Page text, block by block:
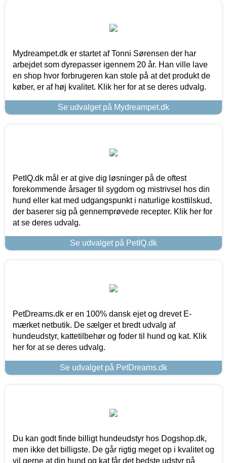
Mydreampet.dk er startet af Tonni Sørensen der har
arbejdet som dyrepasser igennem 20 år. Han ville lave
en shop hvor forbrugeren kan stole på at det produkt de
køber, er af høj kvalitet. Klik her for at se deres udvalg.
Se udvalget på Mydreampet.dk
PetIQ.dk mål er at give dig løsninger på de oftest
forekommende årsager til sygdom og mistrivsel hos din
hund eller kat med udgangspunkt i naturlige kosttilskud,
der baserer sig på gennemprøvede recepter. Klik her for
at se deres udvalg.
Se udvalget på PetIQ.dk
PetDreams.dk er en 100% dansk ejet og drevet E-
mærket netbutik. De sælger et bredt udvalg af
hundeudstyr, kattetilbehør og foder til hund og kat. Klik
her for at se deres udvalg.
Se udvalget på PetDreams.dk
Du kan godt finde billigt hundeudstyr hos Dogshop.dk,
men ikke det billigste. De går rigtig meget op i kvalitet og
vil gerne at din hund og kat får det bedste udstyr på